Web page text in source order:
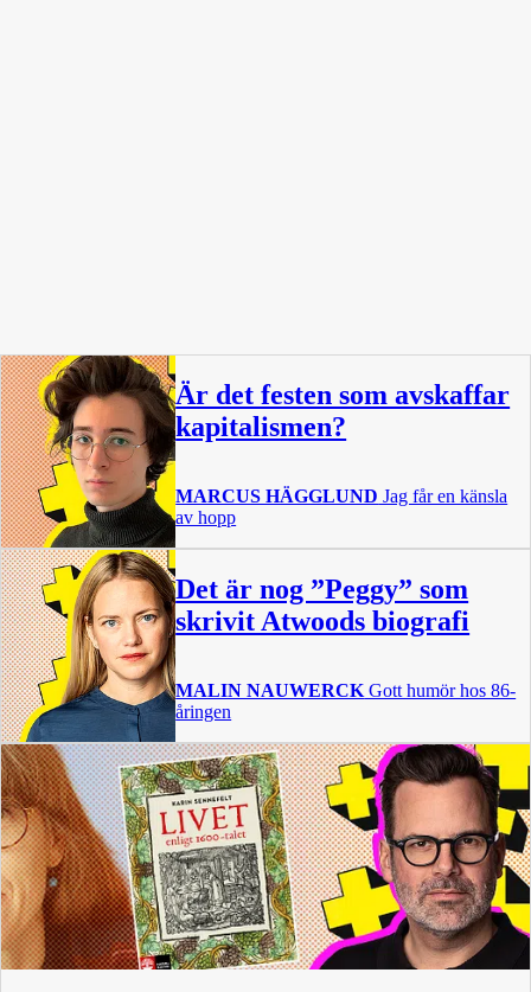
Är det festen som avskaffar
kapitalismen?
MARCUS HÄGGLUND Jag får en känsla
av hopp
Det är nog ”Peggy” som
skrivit Atwoods biografi
MALIN NAUWERCK Gott humör hos 86-
åringen